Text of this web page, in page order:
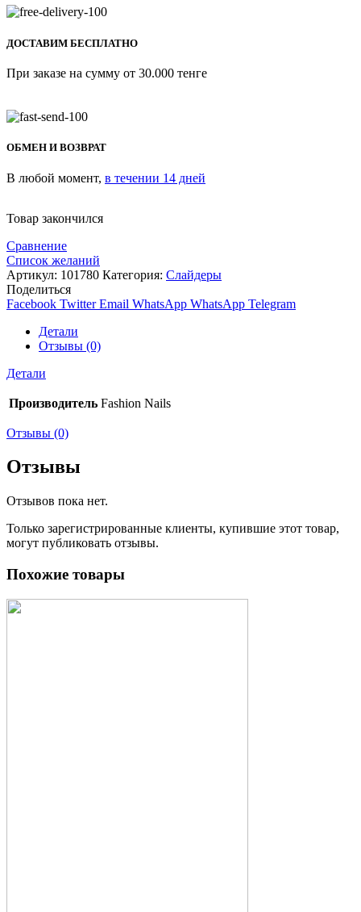
ДОСТАВИМ БЕСПЛАТНО
При заказе на сумму от 30.000 тенге
ОБМЕН И ВОЗВРАТ
В любой момент, в течении 14 дней
Товар закончился
Сравнение
Список желаний
Артикул: 101780 Категория: Слайдеры
Поделиться
Facebook Twitter Email WhatsApp WhatsApp Telegram
Детали
Отзывы (0)
Детали
Производитель Fashion Nails
Отзывы (0)
Отзывы
Отзывов пока нет.
Только зарегистрированные клиенты, купившие этот товар,
могут публиковать отзывы.
Похожие товары